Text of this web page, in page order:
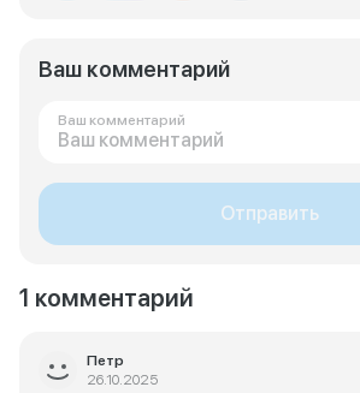
Ваш комментарий
Ваш комментарий
Отправить
1 комментарий
Петр
26.10.2025